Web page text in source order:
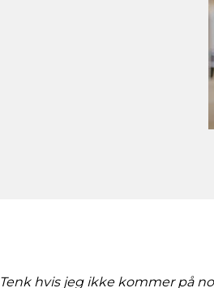
Tenk hvis jeg ikke kommer på